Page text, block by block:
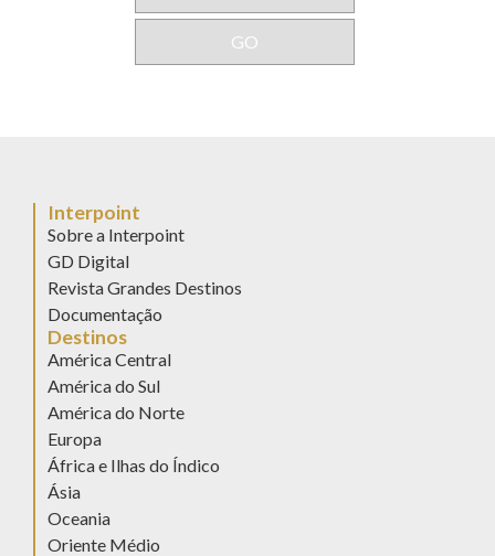
Interpoint
Sobre a Interpoint
GD Digital
Revista Grandes Destinos
Documentação
Destinos
América Central
América do Sul
América do Norte
Europa
África e Ilhas do Índico
Ásia
Oceania
Oriente Médio